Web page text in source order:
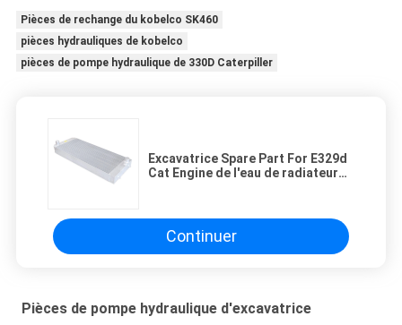
Pièces de rechange du kobelco SK460
pièces hydrauliques de kobelco
pièces de pompe hydraulique de 330D Caterpiller
Excavatrice Spare Part For E329d
Cat Engine de l'eau de radiateur
Purple Horn
Continuer
Pièces de pompe hydraulique d'excavatrice